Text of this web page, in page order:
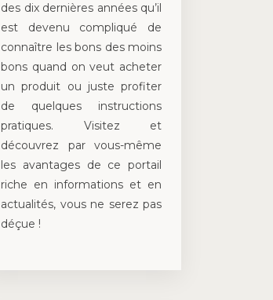
des dix dernières années qu’il
est devenu compliqué de
connaître les bons des moins
bons quand on veut acheter
un produit ou juste profiter
de quelques instructions
pratiques. Visitez et
découvrez par vous-même
les avantages de ce portail
riche en informations et en
actualités, vous ne serez pas
déçue !